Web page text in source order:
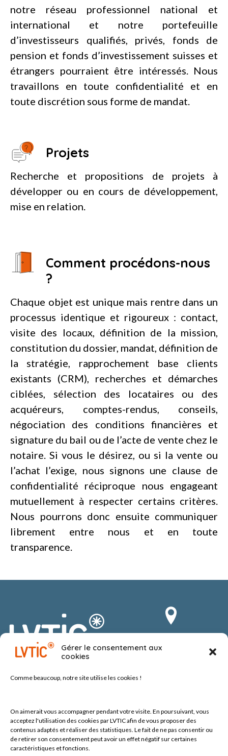
Gérer le consentement aux
cookies
Comme beaucoup, notre siteutilise les cookies !
On aimerait vous accompagner pendant votre visite. En poursuivant, vous
acceptez l'utilisation des cookies par LVTIC afin de vous proposer des
contenus adaptés et réaliser des statistiques. Le fait de ne pas consentir ou
de retirer son consentement peut avoir un effet négatif sur certaines
caractéristiques et fonctions.
notre réseau professionnel national et
international et notre portefeuille
d’investisseurs qualifiés, privés, fonds de
pension et fonds d’investissement suisses et
étrangers pourraient être intéressés. Nous
travaillons en toute confidentialité et en
toute discrétion sous forme de mandat.
Projets
Recherche et propositions de projets à
développer ou en cours de développement,
mise en relation.
Comment procédons-nous
?
Chaque objet est unique mais rentre dans un
processus identique et rigoureux : contact,
visite des locaux, définition de la mission,
constitution du dossier, mandat, définition de
la stratégie, rapprochement base clients
existants (CRM), recherches et démarches
ciblées, sélection des locataires ou des
acquéreurs, comptes-rendus, conseils,
négociation des conditions financières et
signature du bail ou de l’acte de vente chez le
notaire. Si vous le désirez, ou si la vente ou
l’achat l’exige, nous signons une clause de
confidentialité réciproque nous engageant
mutuellement à respecter certains critères.
Nous pourrons donc ensuite communiquer
librement entre nous et en toute
transparence.
Route du Vergnolet 8
1070 Puidoux-Chexbres
Tel +41 (0) 21 552 60 10 contact@lvtic.ch